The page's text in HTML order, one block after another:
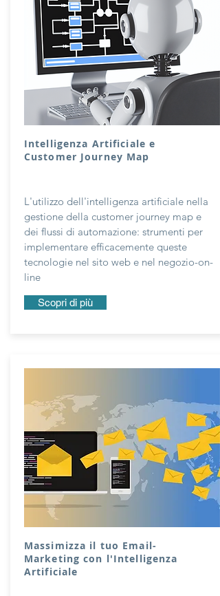
Intelligenza Artificiale e
Customer Journey Map
L'utilizzo dell'intelligenza artificiale nella
gestione della customer journey map e
dei flussi di automazione: strumenti per
implementare efficacemente queste
tecnologie nel sito web e nel negozio-on-
line
Scopri di più
Massimizza il tuo Email-
Marketing con l'Intelligenza
Artificiale